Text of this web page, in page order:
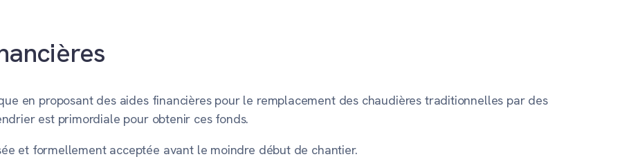
en proposant des aides financières pour le remplacement des chaudières traditionnelles par des
est primordiale pour obtenir ces fonds.
et formellement acceptée avant le moindre début de chantier.